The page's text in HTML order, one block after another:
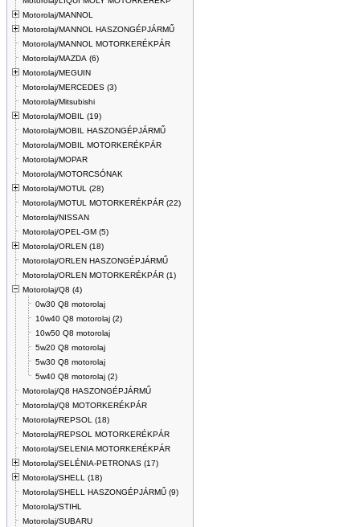
Motorolaj/MANNOL
Motorolaj/MANNOL HASZONGÉPJÁRMŰ
Motorolaj/MANNOL MOTORKERÉKPÁR
Motorolaj/MAZDA (6)
Motorolaj/MEGUIN
Motorolaj/MERCEDES (3)
Motorolaj/Mitsubishi
Motorolaj/MOBIL (19)
Motorolaj/MOBIL HASZONGÉPJÁRMŰ
Motorolaj/MOBIL MOTORKERÉKPÁR
Motorolaj/MOPAR
Motorolaj/MOTORCSÓNAK
Motorolaj/MOTUL (28)
Motorolaj/MOTUL MOTORKERÉKPÁR (22)
Motorolaj/NISSAN
Motorolaj/OPEL-GM (5)
Motorolaj/ORLEN (18)
Motorolaj/ORLEN HASZONGÉPJÁRMŰ
Motorolaj/ORLEN MOTORKERÉKPÁR (1)
Motorolaj/Q8 (4)
0w30 Q8 motorolaj
10w40 Q8 motorolaj (2)
10w50 Q8 motorolaj
5w20 Q8 motorolaj
5w30 Q8 motorolaj
5w40 Q8 motorolaj (2)
Motorolaj/Q8 HASZONGÉPJÁRMŰ
Motorolaj/Q8 MOTORKERÉKPÁR
Motorolaj/REPSOL (18)
Motorolaj/REPSOL MOTORKERÉKPÁR
Motorolaj/SELENIA MOTORKERÉKPÁR
Motorolaj/SELÉNIA-PETRONAS (17)
Motorolaj/SHELL (18)
Motorolaj/SHELL HASZONGÉPJÁRMŰ (9)
Motorolaj/STIHL
Motorolaj/SUBARU